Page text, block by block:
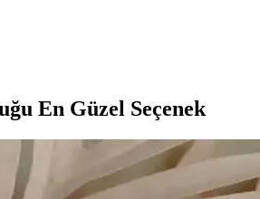
En Güzel Seçenek